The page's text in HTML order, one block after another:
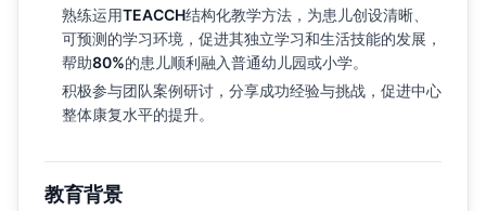
熟练运用TEACCH结构化教学方法，为患儿创设清晰、
可预测的学习环境，促进其独立学习和生活技能的发展，
帮助80%的患儿顺利融入普通幼儿园或小学。
积极参与团队案例研讨，分享成功经验与挑战，促进中心
整体康复水平的提升。
教育背景